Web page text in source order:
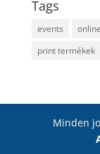
Tags
events online
print termékek
Minden